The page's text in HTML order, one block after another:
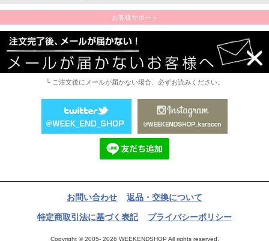
お客様サポート
└ ご注文後にメールが届かない場合、必ずお読みください。
お問い合わせ 返品・交換について
特定商取引法に基づく表記 プライバシーポリシー
Copyright © 2005- 2026 WEEKENDSHOP All rights reserved.